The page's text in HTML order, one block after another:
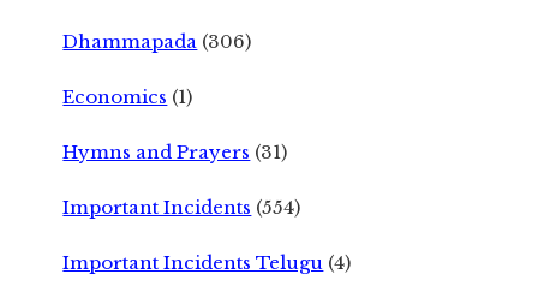
Dhammapada (306)
Economics (1)
Hymns and Prayers (31)
Important Incidents (554)
Important Incidents Telugu (4)